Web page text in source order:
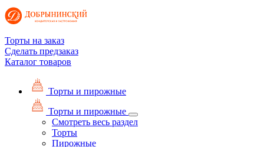
Торты на заказ
Сделать предзаказ
Каталог товаров
Торты и пирожные
Торты и пирожные
Смотреть весь раздел
Торты
Пирожные